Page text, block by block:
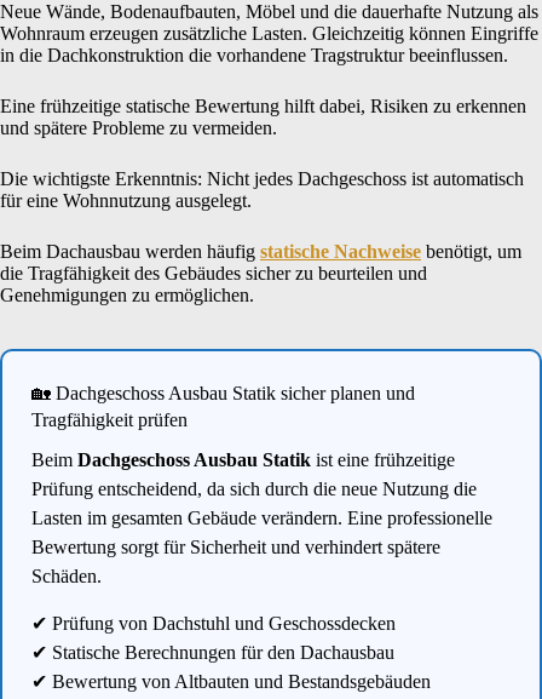
Neue Wände, Bodenaufbauten, Möbel und die dauerhafte Nutzung als
Wohnraum erzeugen zusätzliche Lasten. Gleichzeitig können Eingriffe
in die Dachkonstruktion die vorhandene Tragstruktur beeinflussen.
Eine frühzeitige statische Bewertung hilft dabei, Risiken zu erkennen
und spätere Probleme zu vermeiden.
Die wichtigste Erkenntnis: Nicht jedes Dachgeschoss ist automatisch
für eine Wohnnutzung ausgelegt.
Beim Dachausbau werden häufig statische Nachweise benötigt, um
die Tragfähigkeit des Gebäudes sicher zu beurteilen und
Genehmigungen zu ermöglichen.
🏡 Dachgeschoss Ausbau Statik sicher planen und
Tragfähigkeit prüfen
Beim Dachgeschoss Ausbau Statik ist eine frühzeitige
Prüfung entscheidend, da sich durch die neue Nutzung die
Lasten im gesamten Gebäude verändern. Eine professionelle
Bewertung sorgt für Sicherheit und verhindert spätere
Schäden.
✔ Prüfung von Dachstuhl und Geschossdecken
✔ Statische Berechnungen für den Dachausbau
✔ Bewertung von Altbauten und Bestandsgebäuden